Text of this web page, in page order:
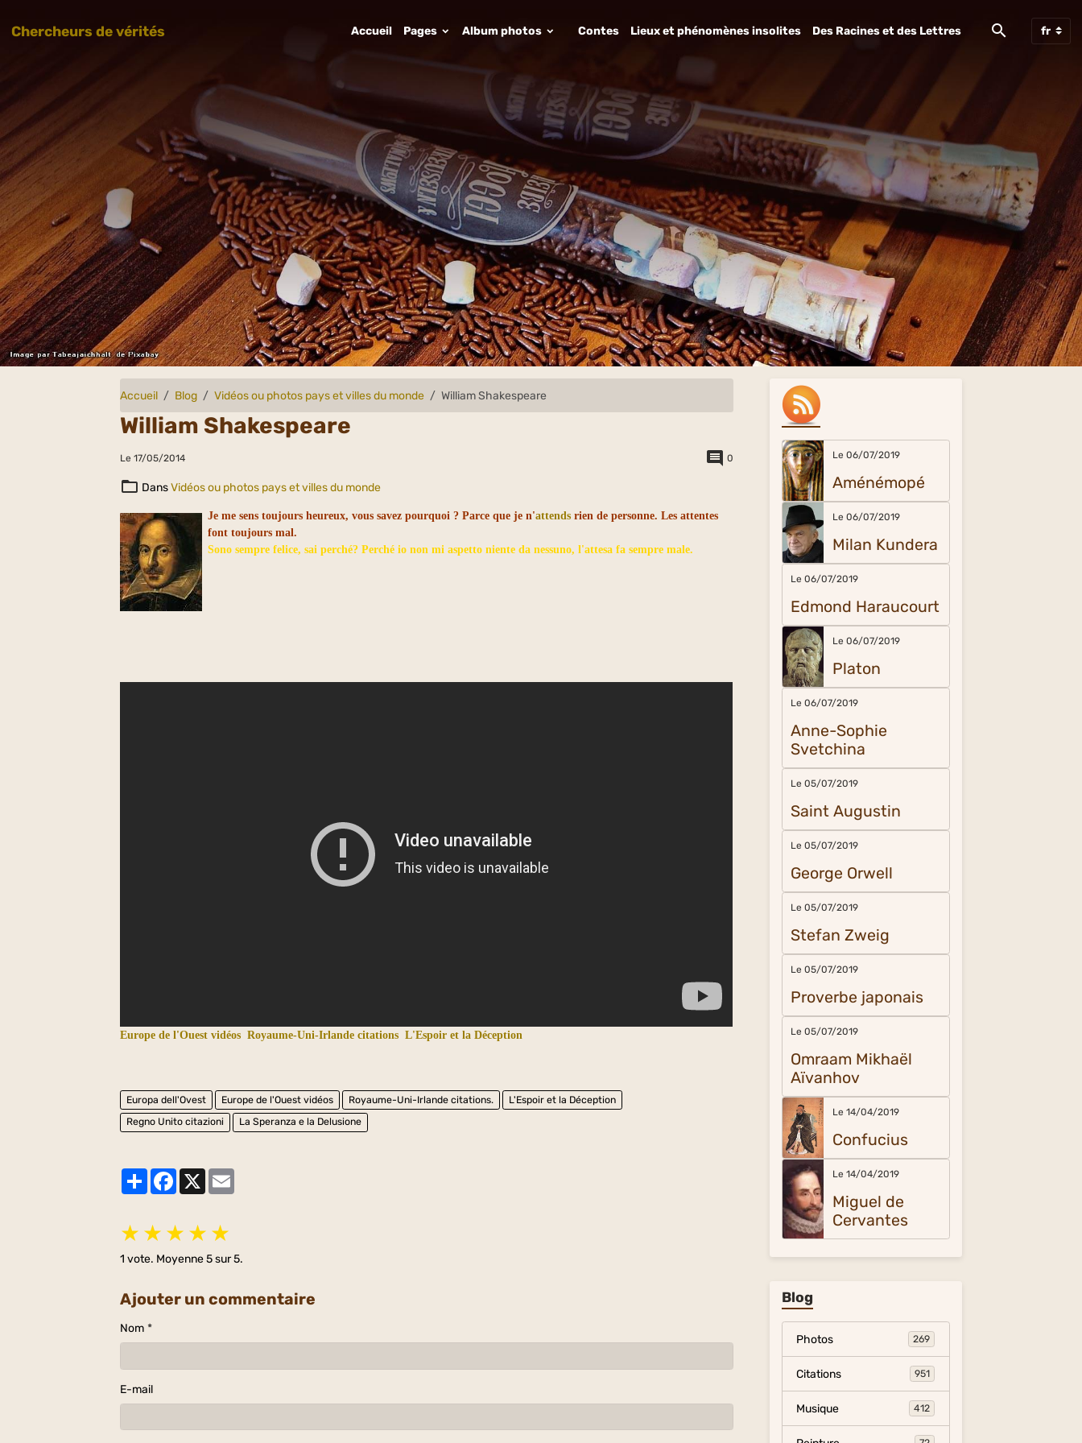
Chercheurs de vérités Accueil Pages Album photos Contes Lieux et phénomènes insolites Des Racines et des Lettres
Accueil Blog Vidéos ou photos pays et villes du monde William Shakespeare
William Shakespeare
Le 17/05/2014 0
DansVidéos ou photos pays et villes du monde
Je me sens toujours heureux, vous savez pourquoi ? Parce que je n'attends rien de personne. Les attentes
font toujours mal.
Sono sempre felice, sai perché? Perché io non mi aspetto niente da nessuno, l'attesa fa sempre male.
Europe de l'Ouest vidéos Royaume-Uni-Irlande citations L'Espoir et la Déception
Europa dell'Ovest Europe de l'Ouest vidéos Royaume-Uni-Irlande citations.
L'Espoir et la Déception
Regno Unito citazioni
La Speranza e la Delusione
PartagerFacebook
X
★ ★ ★ ★ ★
1 vote. Moyenne5sur 5.
Ajouter un commentaire
Nom
E-mail
Le 06/07/2019
Aménémopé
Le 06/07/2019
Milan Kundera
Le 06/07/2019
Edmond Haraucourt
Le 06/07/2019
Platon
Le 06/07/2019
Anne-Sophie
Svetchina
Le 05/07/2019
Saint Augustin
Le 05/07/2019
George Orwell
Le 05/07/2019
Stefan Zweig
Le 05/07/2019
Proverbe japonais
Le 05/07/2019
Omraam Mikhaël
Aïvanhov
Le 14/04/2019
Confucius
Le 14/04/2019
Miguel de
Cervantes
Blog
Photos 269
Citations 951
Musique 412